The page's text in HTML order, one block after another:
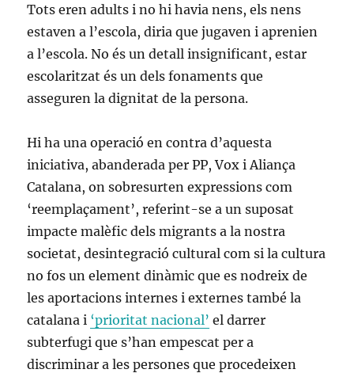
Tots eren adults i no hi havia nens, els nens
estaven a l’escola, diria que jugaven i aprenien
a l’escola. No és un detall insignificant, estar
escolaritzat és un dels fonaments que
asseguren la dignitat de la persona.
Hi ha una operació en contra d’aquesta
iniciativa, abanderada per PP, Vox i Aliança
Catalana, on sobresurten expressions com
‘reemplaçament’, referint-se a un suposat
impacte malèfic dels migrants a la nostra
societat, desintegració cultural com si la cultura
no fos un element dinàmic que es nodreix de
les aportacions internes i externes també la
catalana i ‘prioritat nacional’ el darrer
subterfugi que s’han empescat per a
discriminar a les persones que procedeixen